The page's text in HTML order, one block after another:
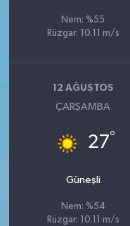
Nem: %55
Rüzgar: 10.11 m/s
12 AĞUSTOS
ÇARŞAMBA
27°
Güneşli
Nem: %54
Rüzgar: 10.11 m/s